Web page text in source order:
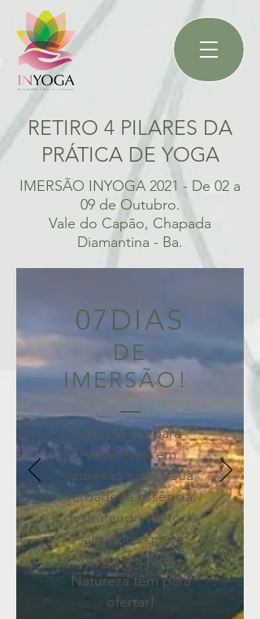
RETIRO 4 PILARES DA
PRÁTICA DE YOGA
IMERSÃO INYOGA 2021 - De 02 a
09 de Outubro.
Vale do Capão, Chapada
Diamantina - Ba.
07DIAS
DE
IMERSÃO!
Um tempo para
você estar em
conexão com a sua
verdadeira essência,
desfrutando de toda
sabedoria que o
Yoga e a Mãe
Natureza têm para
ofertar!